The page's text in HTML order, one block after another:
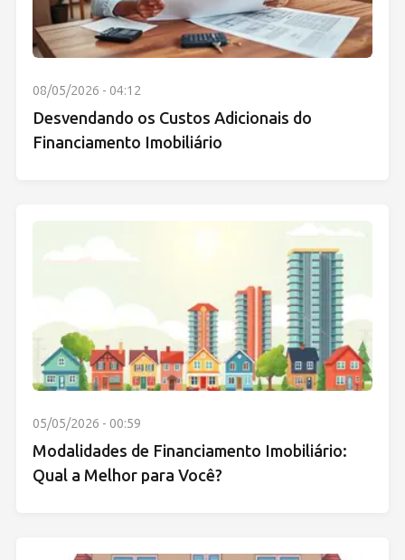
08/05/2026 - 04:12
Desvendando os Custos Adicionais do
Financiamento Imobiliário
05/05/2026 - 00:59
Modalidades de Financiamento Imobiliário:
Qual a Melhor para Você?